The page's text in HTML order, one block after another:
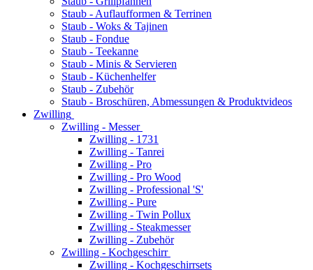
Staub - Auflaufformen & Terrinen
Staub - Woks & Tajinen
Staub - Fondue
Staub - Teekanne
Staub - Minis & Servieren
Staub - Küchenhelfer
Staub - Zubehör
Staub - Broschüren, Abmessungen & Produktvideos
Zwilling
Zwilling - Messer
Zwilling - 1731
Zwilling - Tanrei
Zwilling - Pro
Zwilling - Pro Wood
Zwilling - Professional 'S'
Zwilling - Pure
Zwilling - Twin Pollux
Zwilling - Steakmesser
Zwilling - Zubehör
Zwilling - Kochgeschirr
Zwilling - Kochgeschirrsets